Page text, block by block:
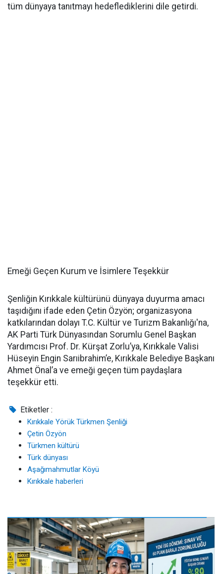
tüm dünyaya tanıtmayı hedeflediklerini dile getirdi.
Emeği Geçen Kurum ve İsimlere Teşekkür
Şenliğin Kırıkkale kültürünü dünyaya duyurma amacı
taşıdığını ifade eden Çetin Özyön; organizasyona
katkılarından dolayı T.C. Kültür ve Turizm Bakanlığı'na,
AK Parti Türk Dünyasından Sorumlu Genel Başkan
Yardımcısı Prof. Dr. Kürşat Zorlu’ya, Kırıkkale Valisi
Hüseyin Engin Sarıibrahim’e, Kırıkkale Belediye Başkanı
Ahmet Önal’a ve emeği geçen tüm paydaşlara
teşekkür etti.
Etiketler :
Kırıkkale Yörük Türkmen Şenliği
Çetin Özyön
Türkmen kültürü
Türk dünyası
Aşağımahmutlar Köyü
Kırıkkale haberleri